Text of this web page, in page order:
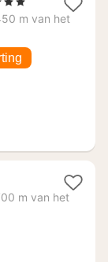
m van het
m van het